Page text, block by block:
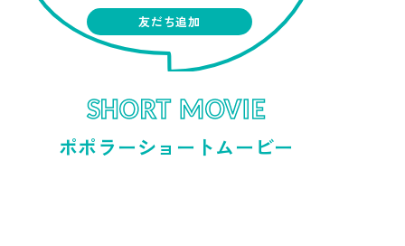
友だち追加
SHORT MOVIE
ポポラーショートムービー